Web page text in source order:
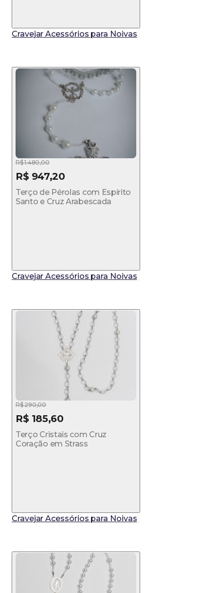
Cravejar Acessórios para Noivas
R$ 1.480,00
R$ 947,20
Terço de Pérolas com Espírito
Santo e Cruz Arabescada
Cravejar Acessórios para Noivas
R$ 290,00
R$ 185,60
Terço Cristais com Cruz
Coração em Strass
Cravejar Acessórios para Noivas